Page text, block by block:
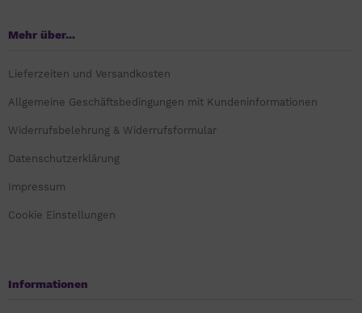
Mehr über...
Lieferzeiten und Versandkosten
Allgemeine Geschäftsbedingungen mit Kundeninformationen
Widerrufsbelehrung & Widerrufsformular
Datenschutzerklärung
Impressum
Cookie Einstellungen
Informationen